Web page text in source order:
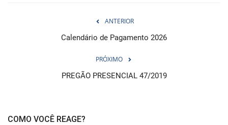
ANTERIOR
Calendário de Pagamento 2026
PRÓXIMO
PREGÃO PRESENCIAL 47/2019
COMO VOCÊ REAGE?